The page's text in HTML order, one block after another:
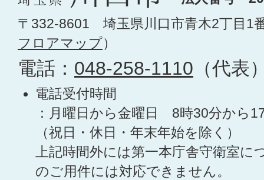
〒332-8601 埼玉県川口市青木2丁目1
フロアマップ）
電話： 048-258-1110 （代表
電話受付時間
：月曜日から金曜日 8時30分から
（祝日・休日・年末年始を除く）
上記時間外には第一本庁舎守衛室に
のご用件には対応できません。